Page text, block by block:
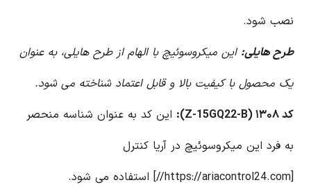
نصب شود.
طرح هایلی: این میکروسوئیچ با الهام از طرح هایلی، به عنوان
یک محصول با کیفیت بالا و قابل اعتماد شناخته می شود.
کد ۱۳۰۸ (Z-15GQ22-B):
این کد به عنوان شناسه منحصر
به فرد این میکروسوئیچ در آریا کنترل
[https://ariacontrol24.com//] استفاده می شود.